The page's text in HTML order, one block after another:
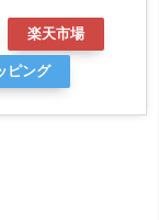
楽天市場
ピング